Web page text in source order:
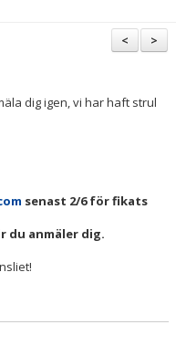
>
<
dig igen, vi har haft strul
senast 2/6 för fikats
du anmäler dig.